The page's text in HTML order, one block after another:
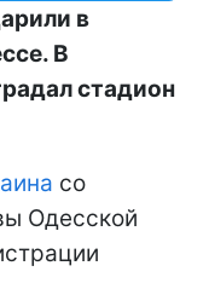
в
В
стадион
со
Одесской